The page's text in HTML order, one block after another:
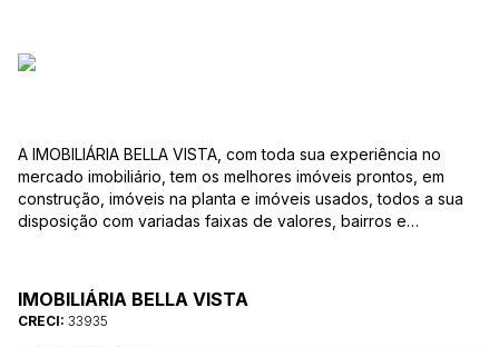
A IMOBILIÁRIA BELLA VISTA, com toda sua experiência no
mercado imobiliário, tem os melhores imóveis prontos, em
construção, imóveis na planta e imóveis usados, todos a sua
disposição com variadas faixas de valores, bairros e
ao CRECI-EE – estarão sempre prontos para responder-lhe
todas as suas dúvidas sobre casas, apartamentos, terrenos,
salas comerciais e outros produtos imobiliários.
IMOBILIÁRIA BELLA VISTA
CRECI: 33935